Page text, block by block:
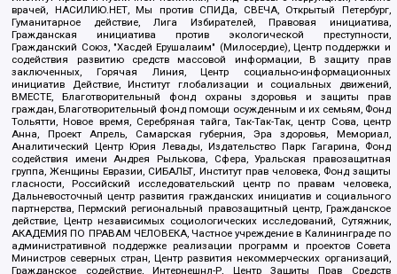
врачей, НАСИЛИЮ.НЕТ, Мы против СПИДа, СВЕЧА, Открытый Петербург,
Гуманитарное действие, Лига Избирателей, Правовая инициатива,
Гражданская инициатива против экологической преступности,
Гражданский Союз, "Хасдей Ерушалаим" (Милосердие), Центр поддержки и
содействия развитию средств массовой информации, В защиту прав
заключенных, Горячая Линия, Центр социально-информационных
инициатив Действие, Институт глобализации и социальных движений,
ВМЕСТЕ, Благотворительный фонд охраны здоровья и защиты прав
граждан, Благотворительный фонд помощи осужденным и их семьям, Фонд
Тольятти, Новое время, Серебряная тайга, Так-Так-Так, центр Сова, центр
Анна, Проект Апрель, Самарская губерния, Эра здоровья, Мемориал,
Аналитический Центр Юрия Левады, Издательство Парк Гагарина, Фонд
содействия имени Андрея Рылькова, Сфера, Уральская правозащитная
группа, Женщины Евразии, СИБАЛЬТ, Институт прав человека, Фонд защиты
гласности, Российский исследовательский центр по правам человека,
Дальневосточный центр развития гражданских инициатив и социального
партнерства, Пермский региональный правозащитный центр, Гражданское
действие, Центр независимых социологических исследований, Сутяжник,
АКАДЕМИЯ ПО ПРАВАМ ЧЕЛОВЕКА, Частное учреждение в Калининграде по
административной поддержке реализации программ и проектов Совета
Министров северных стран, Центр развития некоммерческих организаций,
Гражданское содействие, Интернешнл-Р, Центр Защиты Прав Средств